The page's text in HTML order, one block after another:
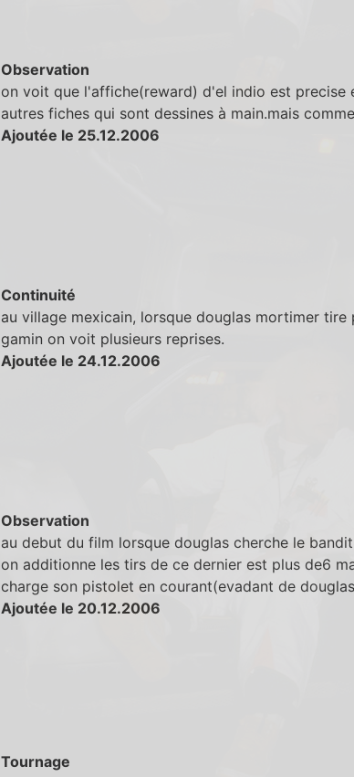
Observation
on voit que l'affiche(reward) d'el indio est precise
autres fiches qui sont dessines à main.mais
Ajoutée le 25.12.2006
Continuité
au village mexicain, lorsque douglas mortimer
gamin on voit plusieurs reprises.
Ajoutée le 24.12.2006
Observation
au debut du film lorsque douglas cherche le
on additionne les tirs de ce dernier est plus de6
charge son pistolet en courant(evadant de
Ajoutée le 20.12.2006
Tournage